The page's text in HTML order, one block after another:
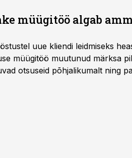
müügitöö algab
uue kliendi leidmiseks
müügitöö muutunud märksa
otsuseid põhjalikumalt ning